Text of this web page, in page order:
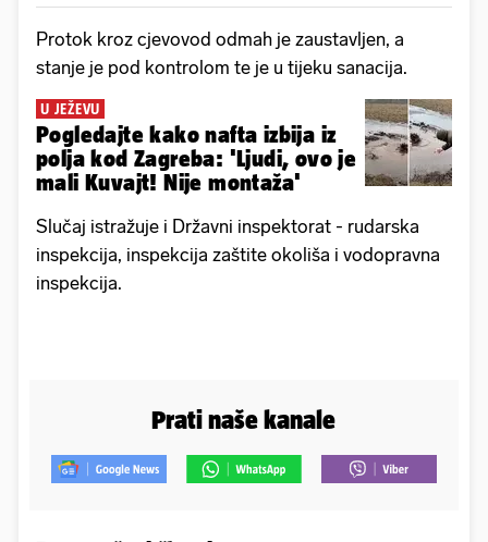
Protok kroz cjevovod odmah je zaustavljen, a
stanje je pod kontrolom te je u tijeku sanacija.
U JEŽEVU
Pogledajte kako nafta izbija iz
polja kod Zagreba: 'Ljudi, ovo je
mali Kuvajt! Nije montaža'
Slučaj istražuje i Državni inspektorat - rudarska
inspekcija, inspekcija zaštite okoliša i vodopravna
inspekcija.
Prati naše kanale